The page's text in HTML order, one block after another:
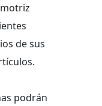
de sus
podrán